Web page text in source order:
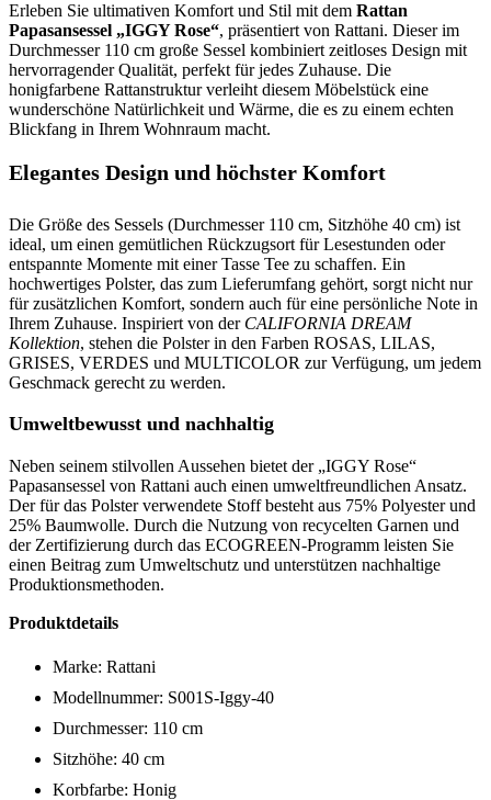
Erleben Sie ultimativen Komfort und Stil mit dem Rattan
Papasansessel „IGGY Rose“, präsentiert von Rattani. Dieser im
Durchmesser 110 cm große Sessel kombiniert zeitloses Design mit
hervorragender Qualität, perfekt für jedes Zuhause. Die
honigfarbene Rattanstruktur verleiht diesem Möbelstück eine
wunderschöne Natürlichkeit und Wärme, die es zu einem echten
Blickfang in Ihrem Wohnraum macht.
Elegantes Design und höchster Komfort
Die Größe des Sessels (Durchmesser 110 cm, Sitzhöhe 40 cm) ist
ideal, um einen gemütlichen Rückzugsort für Lesestunden oder
entspannte Momente mit einer Tasse Tee zu schaffen. Ein
hochwertiges Polster, das zum Lieferumfang gehört, sorgt nicht nur
für zusätzlichen Komfort, sondern auch für eine persönliche Note in
Ihrem Zuhause. Inspiriert von der CALIFORNIA DREAM
Kollektion, stehen die Polster in den Farben ROSAS, LILAS,
GRISES, VERDES und MULTICOLOR zur Verfügung, um jedem
Geschmack gerecht zu werden.
Umweltbewusst und nachhaltig
Neben seinem stilvollen Aussehen bietet der „IGGY Rose“
Papasansessel von Rattani auch einen umweltfreundlichen Ansatz.
Der für das Polster verwendete Stoff besteht aus 75% Polyester und
25% Baumwolle. Durch die Nutzung von recycelten Garnen und
der Zertifizierung durch das ECOGREEN-Programm leisten Sie
einen Beitrag zum Umweltschutz und unterstützen nachhaltige
Produktionsmethoden.
Produktdetails
Marke: Rattani
Modellnummer: S001S-Iggy-40
Durchmesser: 110 cm
Sitzhöhe: 40 cm
Korbfarbe: Honig